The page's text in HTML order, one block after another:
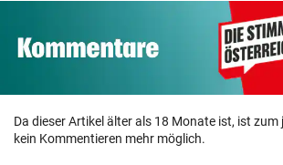
Da dieser Artikel älter als 18 Monate ist, ist
kein Kommentieren mehr möglich.